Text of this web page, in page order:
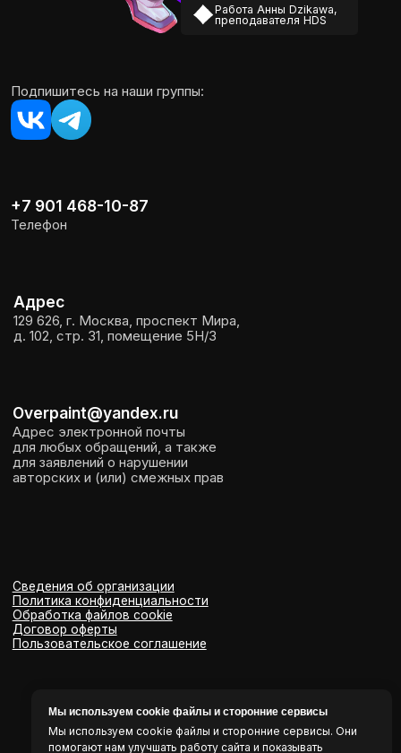
Мы используем cookie файлы и сторонние сервисы
Мы используем cookie файлы и сторонние сервисы. Они
помогают нам улучшать работу сайта и показывать